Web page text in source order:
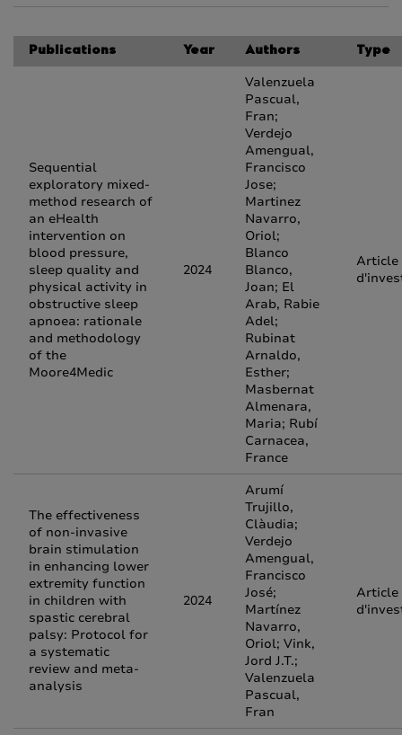
Publications Year Authors Type
Sequential
exploratory mixed-
method research of
an eHealth
intervention on
blood pressure,
sleep quality and
physical activity in
obstructive sleep
apnoea: rationale
and methodology
of the
Moore4Medic
2024
Valenzuela
Pascual,
Fran;
Verdejo
Amengual,
Francisco
Jose;
Martinez
Navarro,
Oriol;
Blanco
Blanco,
Joan; El
Arab, Rabie
Adel;
Rubinat
Arnaldo,
Esther;
Masbernat
Almenara,
Maria; Rubí
Carnacea,
France
Article
The effectiveness
of non-invasive
brain stimulation
in enhancing lower
extremity function
in children with
spastic cerebral
palsy: Protocol for
a systematic
review and meta-
analysis
2024
Arumí
Trujillo,
Clàudia;
Verdejo
Amengual,
Francisco
José;
Martínez
Navarro,
Oriol; Vink,
Jord J.T.;
Valenzuela
Pascual,
Fran
Article